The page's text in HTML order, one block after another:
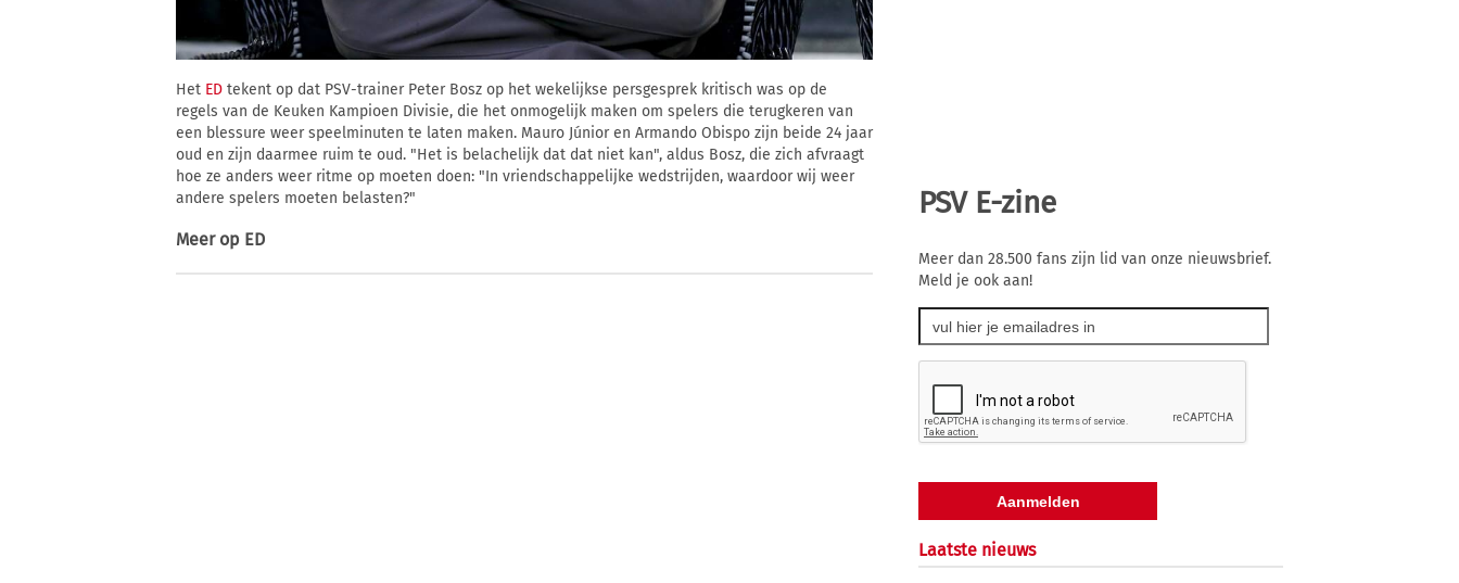
Het ED tekent op dat PSV-trainer Peter Bosz op het wekelijkse persgesprek kritisch was op de
regels van de Keuken Kampioen Divisie, die het onmogelijk maken om spelers die terugkeren van
een blessure weer speelminuten te laten maken. Mauro Júnior en Armando Obispo zijn beide 24 jaar
oud en zijn daarmee ruim te oud. "Het is belachelijk dat dat niet kan", aldus Bosz, die zich afvraagt
hoe ze anders weer ritme op moeten doen: "In vriendschappelijke wedstrijden, waardoor wij weer
andere spelers moeten belasten?"
Meer op ED
PSV E-zine
Meer dan 28.500 fans zijn lid van onze nieuwsbrief.
Meld je ook aan!
Laatste nieuws